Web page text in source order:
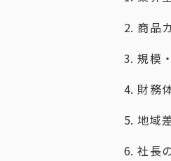
商品
規模
財務
地域
社長